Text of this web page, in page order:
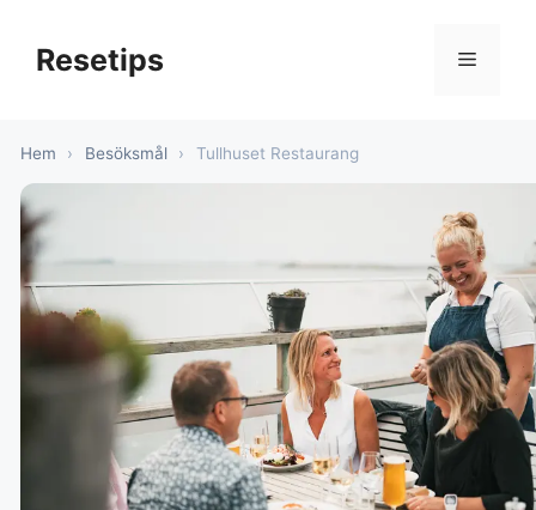
innehållResetips Meny
Hem › Besöksmål › Tullhuset Restaurang